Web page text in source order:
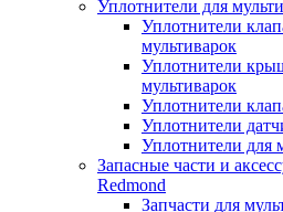
Уплотнители для
Уплотнители
мультиварок
Уплотнители
мультиварок
Уплотнители
Уплотнители
Уплотнители для
Запасные части и
Redmond
Запчасти для